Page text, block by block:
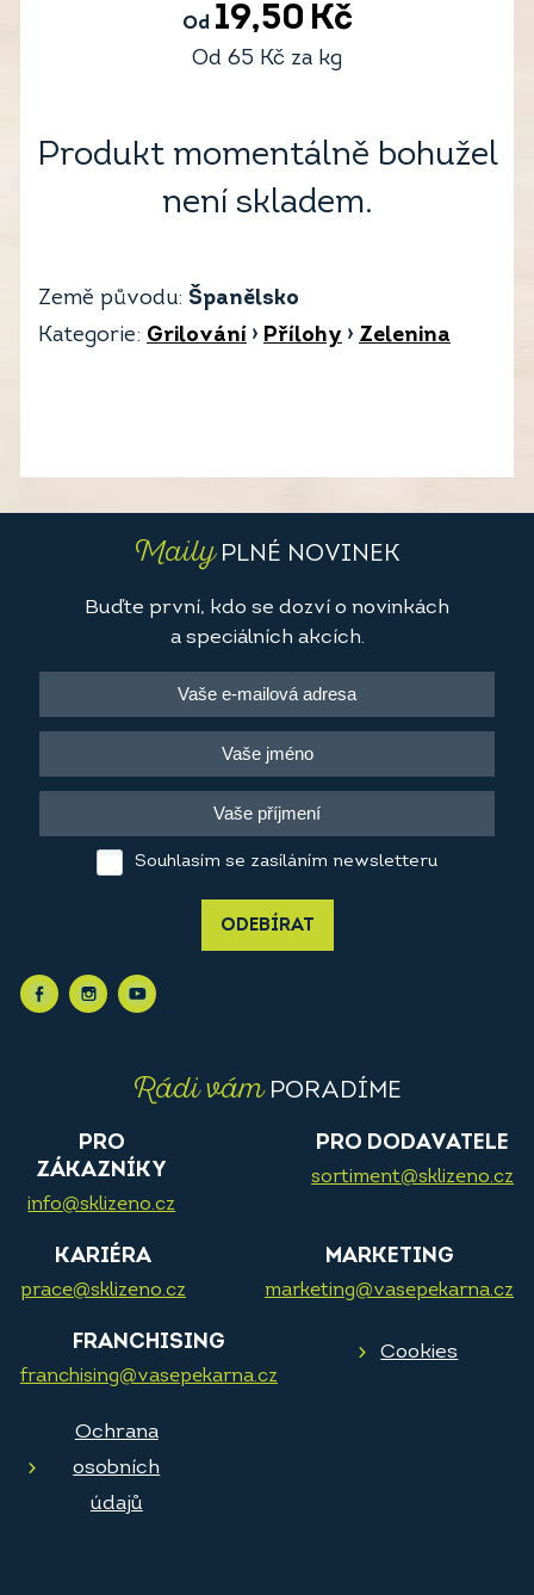
Od 19,50 Kč
Od 65 Kč za kg
Produkt momentálně bohužel
není skladem.
Země původu: Španělsko
Kategorie: Grilování › Přílohy › Zelenina
MailyPLNÉ NOVINEK
Buďte první, kdo se dozví o novinkách
a speciálních akcích.
Souhlasím se zasíláním newsletteru
ODEBÍRAT
Rádi vámPORADÍME
PRO
ZÁKAZNÍKY
info@sklizeno.cz
PRO DODAVATELE
sortiment@sklizeno.cz
KARIÉRA
prace@sklizeno.cz
MARKETING
marketing@vasepekarna.cz
FRANCHISING
franchising@vasepekarna.cz
Cookies
Ochrana
osobních
údajů